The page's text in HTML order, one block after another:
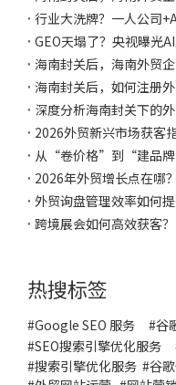
海南封关后，海南外贸
2026年外贸增长点在哪
热搜标签
#Google SEO 服务 #谷
#SEO搜索引擎优化服务
#搜索引擎优化服务 #谷